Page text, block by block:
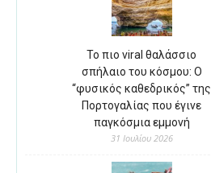
Το πιο viral θαλάσσιο
σπήλαιο του κόσμου: Ο
“φυσικός καθεδρικός” της
Πορτογαλίας που έγινε
παγκόσμια εμμονή
31 Ιουλίου 2026